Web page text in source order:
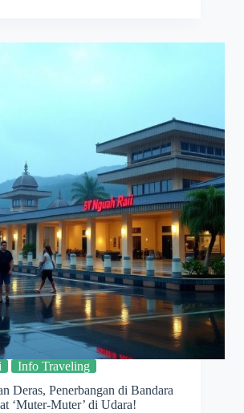
Info Traveling
Deras, Penerbangan di Bandara
‘Muter-Muter’ di Udara!